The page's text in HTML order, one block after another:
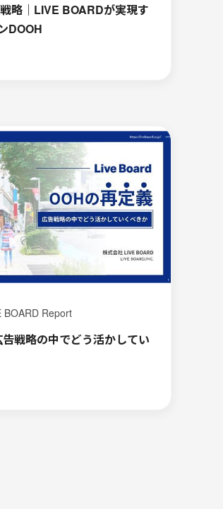
略｜LIVE BOARDが実現す
DOOH
BOARD Report
戦略の中でどう活かしてい